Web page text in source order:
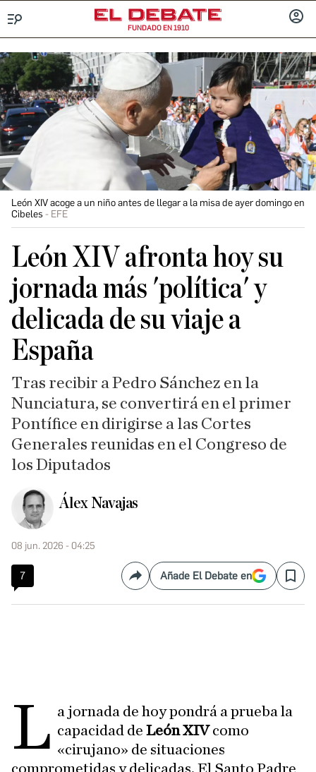
FUNDADO EN 1910
León XIV acoge a un niño antes de llegar a la misa de ayer domingo en
Cibeles
EFE
León XIV afronta hoy su
jornada más 'política' y
delicada de su viaje a
España
Tras recibir a Pedro Sánchez en la
Nunciatura, se convertirá en el primer
Pontífice en dirigirse a las Cortes
Generales reunidas en el Congreso de
los Diputados
Álex Navajas
08 jun. 2026 - 04:25
7 CompartirAñade El Debate en Save
L a jornada de hoy pondrá a prueba la
capacidad deLeón XIVcomo
«cirujano» de situaciones
comprometidas y delicadas. El Santo Padre